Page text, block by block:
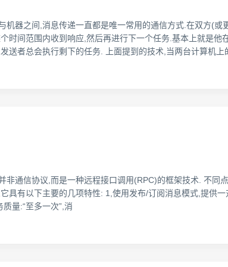
器之间,消息传递一直都是唯一常用的通信方式.在双方(或
间范围内收到响应,然后再进行下一个任务.基本上就是他
者总会执行剩下的任务. 上面提到的技术,当两台计算机上
通信协议,而是一种远程接口调用(RPC)的框架技术. 不同
有以下主要的几项特性: 1,使用发布/订阅消息模式,提供
量:“至多一次”,消